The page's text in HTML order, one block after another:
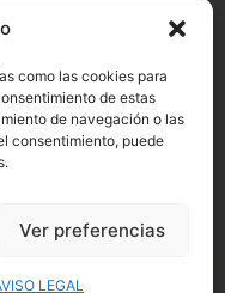
como las cookies para
de estas
de navegación o las
consentimiento, puede
Ver preferencias
LEGAL
Gratis
Herbalife
por